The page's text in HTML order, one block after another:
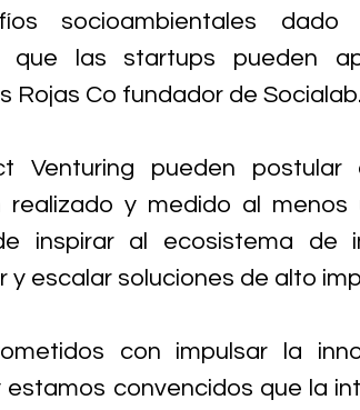
socioambientales dado
que las startups pueden
Rojas Co fundador de Socialab.
Venturing pueden postular
realizado y medido al
inspirar al ecosistema de
escalar soluciones de alto
con impulsar la
convencidos que la